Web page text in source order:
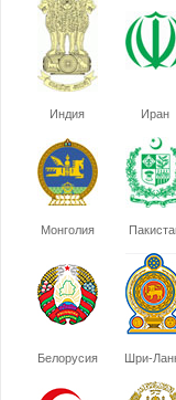
Индия Иран
Монголия
Белорусия Шри-